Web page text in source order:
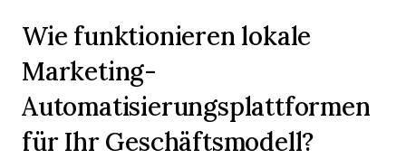
Wie funktionieren lokale
Marketing-
Automatisierungsplattformen
für Ihr Geschäftsmodell?